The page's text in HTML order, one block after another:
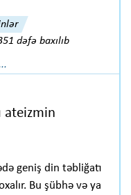
dəfə baxılıb
ateizmin
geniş din təbliğatı
Bu şübhə və ya